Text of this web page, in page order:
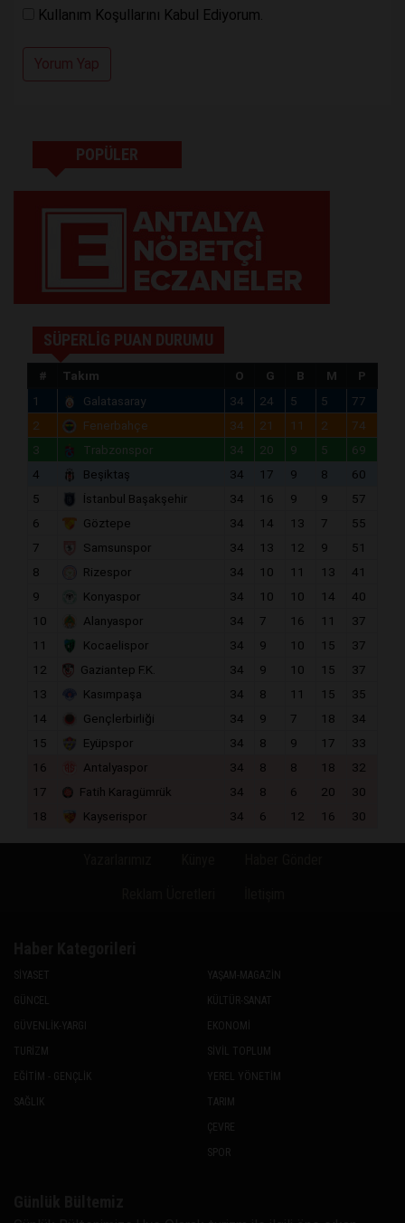
Kullanım Koşullarını Kabul Ediyorum.
Yorum Yap
POPÜLER
SÜPERLİG PUAN DURUMU
# Takım O G B M
P
1
Galatasaray 34 24 5 5
77
2
Fenerbahçe 34 21 11 2
74
3
Trabzonspor 34 20 9 5
69
4
Beşiktaş 34 17 9 8
60
5
İstanbul Başakşehir 34 16 9 9
57
6
Göztepe 34 14 13 7
55
7
Samsunspor 34 13 12 9
51
8
Rizespor 34 10 11 13
41
9
Konyaspor 34 10 10 14
40
10
Alanyaspor 34 7 16 11
37
11
Kocaelispor 34 9 10 15
37
12
Gaziantep F.K. 34 9 10 15
37
13
Kasımpaşa 34 8 11 15
35
14
Gençlerbirliği 34 9 7 18
34
15
Eyüpspor 34 8 9 17
33
16
Antalyaspor 34 8 8 18
32
17
Fatih Karagümrük 34 8 6 20
30
18
Kayserispor 34 6 12 16 30
SİYASET
GÜNCEL
GÜVENLİK-YARGI
TURİZM
EĞİTİM - GENÇLİK
SAĞLIK
YAŞAM-MAGAZİN
KÜLTÜR-SANAT
EKONOMİ
SİVİL TOPLUM
YEREL YÖNETİM
TARIM
ÇEVRE
SPOR